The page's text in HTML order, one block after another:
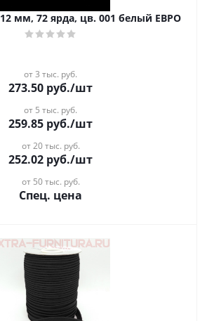
Кант атласный 12 мм, 72 ярда, цв. 001 белый ЕВРО
от 3 тыс. руб.
273.50 руб./шт
от 5 тыс. руб.
259.85 руб./шт
от 20 тыс. руб.
252.02 руб./шт
от 50 тыс. руб.
Спец. цена